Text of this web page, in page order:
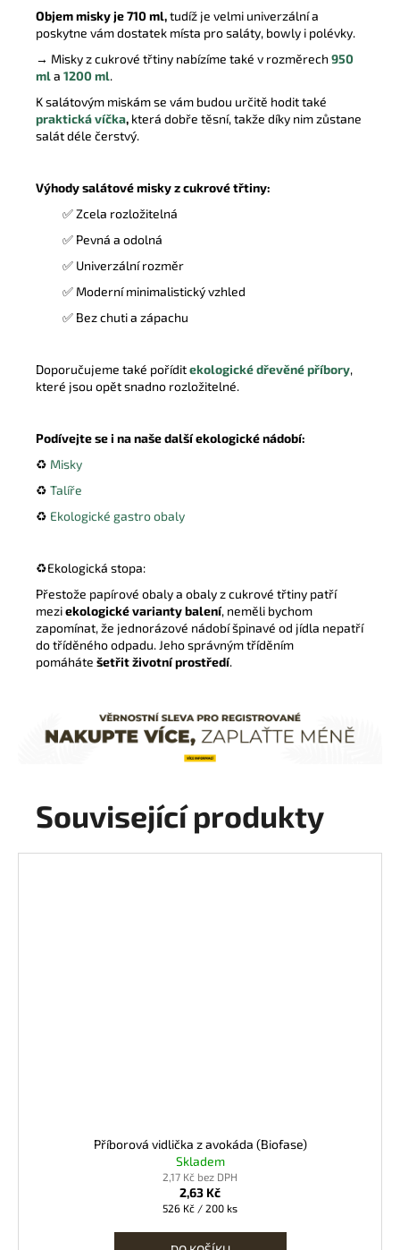
Objem misky je 710 ml,tudíž je velmi univerzální a
poskytne vám dostatek místa pro saláty, bowly i polévky.
→ Misky z cukrové třtiny nabízíme také v rozměrech 950
mla 1200 ml.
K salátovým miskám se vám budou určitě hodit také
praktická víčka, která dobře těsní, takže díky nim zůstane
salát déle čerstvý.
Výhody salátové misky z cukrové třtiny:
✅Zcela rozložitelná
✅ Pevná a odolná
✅ Univerzální rozměr
✅ Moderní minimalistický vzhled
✅ Bez chuti a zápachu
Doporučujeme také poříditekologické dřevěné příbory,
které jsou opět snadno rozložitelné.
Podívejte se i na naše další ekologické nádobí:
♻️ Misky
♻️ Talíře
♻️ Ekologické gastro obaly
♻️Ekologická stopa:
Přestože papírové obaly a obaly z cukrové třtiny patří
meziekologické varianty balení, neměli bychom
zapomínat, že jednorázové nádobí špinavé od jídla nepatří
do tříděného odpadu. Jeho správným tříděním
pomáháte šetřit životní prostředí.
Související produkty
Příborová vidlička z avokáda (Biofase)
Skladem
2,17 Kč bez DPH
2,63 Kč
Měrná
526 Kč / 200 ks